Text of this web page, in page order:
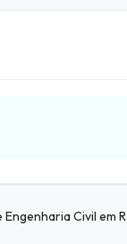
Civil em